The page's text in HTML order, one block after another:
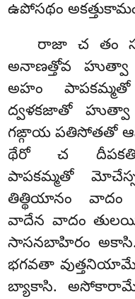
ఉపోసథం
రాజా చ తం
అనాణత్తోవ హుత్వా
అహం
ద్వళకజాతో హుత్వా
గఙ్గాయ పతిసోతతో
థేరో చ
పాపకమ్మతో
తిత్థియానం వాదం
వాదేన వాదం
సాసనబాహిరం
భగవతా
బ్యాకాసి.